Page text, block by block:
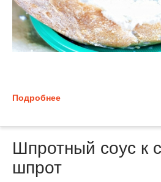
Подробнее
Шпротный соус к
шпрот